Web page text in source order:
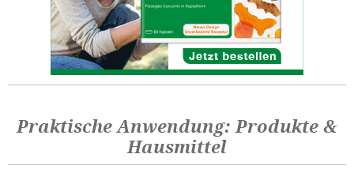
Praktische Anwendung: Produkte &
Hausmittel